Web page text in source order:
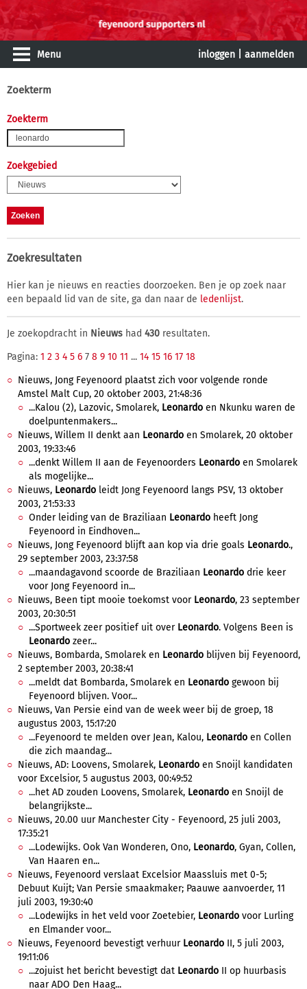
Menu inloggen aanmelden
Zoekterm
Zoekterm
Zoekgebied
Zoekresultaten
Hier kan je nieuws en reacties doorzoeken. Ben je op zoek naar
een bepaald lid van de site, ga dan naar de ledenlijst.
Je zoekopdracht in Nieuws had 430 resultaten.
Pagina: 1 2 3 4 5 6 7 8 9 10 11 ... 14 15 16 17 18
Nieuws, Jong Feyenoord plaatst zich voor volgende ronde
Amstel Malt Cup, 20 oktober 2003, 21:48:36
...Kalou (2), Lazovic, Smolarek, Leonardo en Nkunku waren de
doelpuntenmakers...
Nieuws, Willem II denkt aan Leonardo en Smolarek, 20 oktober
2003, 19:33:46
...denkt Willem II aan de Feyenoorders Leonardo en Smolarek
als mogelijke...
Nieuws, Leonardo leidt Jong Feyenoord langs PSV, 13 oktober
2003, 21:53:33
Onder leiding van de Braziliaan Leonardo heeft Jong
Feyenoord in Eindhoven...
Nieuws, Jong Feyenoord blijft aan kop via drie goals Leonardo.,
29 september 2003, 23:37:58
...maandagavond scoorde de Braziliaan Leonardo drie keer
voor Jong Feyenoord in...
Nieuws, Been tipt mooie toekomst voor Leonardo, 23 september
2003, 20:30:51
...Sportweek zeer positief uit over Leonardo. Volgens Been is
Leonardo zeer...
Nieuws, Bombarda, Smolarek en Leonardo blijven bij Feyenoord,
2 september 2003, 20:38:41
...meldt dat Bombarda, Smolarek en Leonardo gewoon bij
Feyenoord blijven. Voor...
Nieuws, Van Persie eind van de week weer bij de groep, 18
augustus 2003, 15:17:20
...Feyenoord te melden over Jean, Kalou, Leonardo en Collen
die zich maandag...
Nieuws, AD: Loovens, Smolarek, Leonardo en Snoijl kandidaten
voor Excelsior, 5 augustus 2003, 00:49:52
...het AD zouden Loovens, Smolarek, Leonardo en Snoijl de
belangrijkste...
Nieuws, 20.00 uur Manchester City - Feyenoord, 25 juli 2003,
17:35:21
...Lodewijks. Ook Van Wonderen, Ono, Leonardo, Gyan, Collen,
Van Haaren en...
Nieuws, Feyenoord verslaat Excelsior Maassluis met 0-5;
Debuut Kuijt; Van Persie smaakmaker; Paauwe aanvoerder, 11
juli 2003, 19:30:40
...Lodewijks in het veld voor Zoetebier, Leonardo voor Lurling
en Elmander voor...
Nieuws, Feyenoord bevestigt verhuur Leonardo II, 5 juli 2003,
19:11:06
...zojuist het bericht bevestigt dat Leonardo II op huurbasis
naar ADO Den Haag...